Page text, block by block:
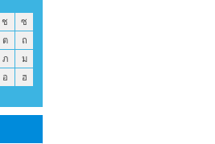
ช
ซ
ต
ถ
ภ
ม
อ ฮ